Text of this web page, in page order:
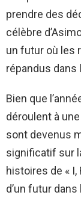
prendre des
célèbre
un futur où les
répandus dans
Bien que
déroulent à
sont devenus
significatif sur
histoires de « I,
d’un futur